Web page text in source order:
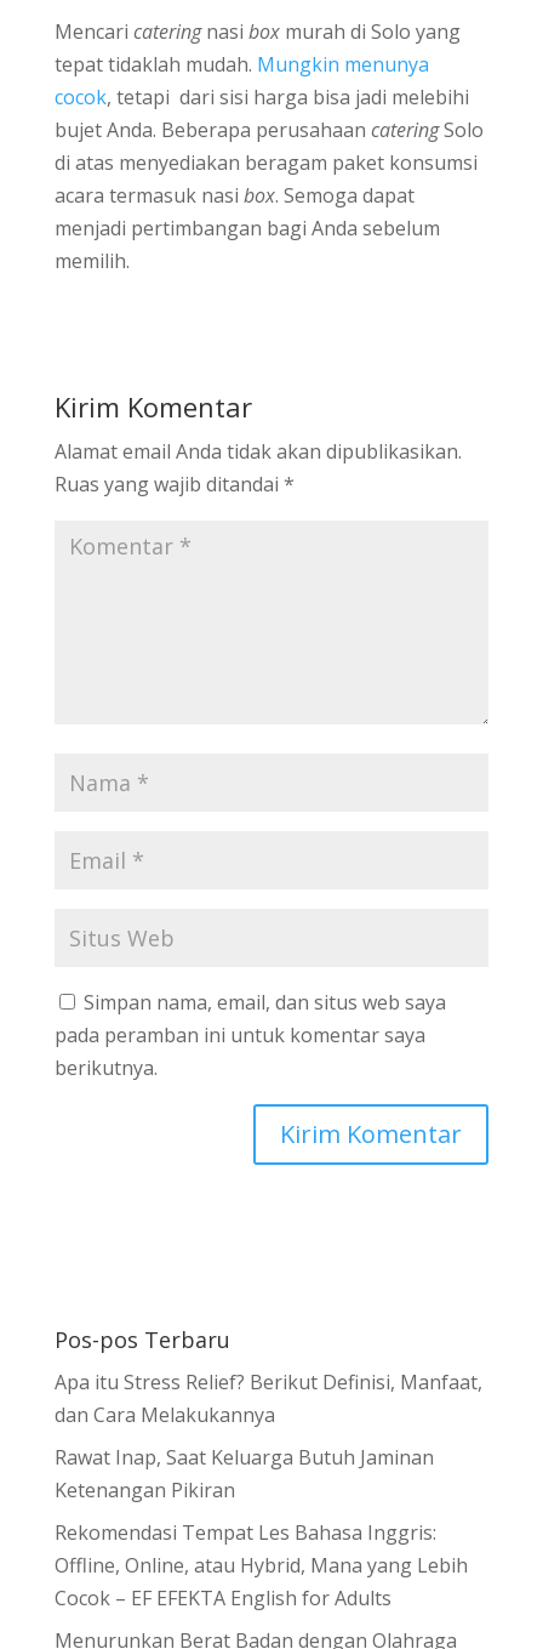
Mencari cateringnasi box murah di Solo yang
tepat tidaklah mudah. Mungkin menunya
cocok, tetapi dari sisi harga bisa jadi melebihi
bujet Anda. Beberapa perusahaan cateringSolo
di atas menyediakan beragam paket konsumsi
acara termasuk nasi box. Semoga dapat
menjadi pertimbangan bagi Anda sebelum
memilih.
Kirim Komentar
Alamat email Anda tidak akan dipublikasikan.
Ruas yang wajib ditandai *
Simpan nama, email, dan situs web saya
pada peramban ini untuk komentar saya
berikutnya.
Pos-pos Terbaru
Apa itu Stress Relief? Berikut Definisi, Manfaat,
dan Cara Melakukannya
Rawat Inap, Saat Keluarga Butuh Jaminan
Ketenangan Pikiran
Rekomendasi Tempat Les Bahasa Inggris:
Offline, Online, atau Hybrid, Mana yang Lebih
Cocok – EF EFEKTA English for Adults
Menurunkan Berat Badan dengan Olahraga